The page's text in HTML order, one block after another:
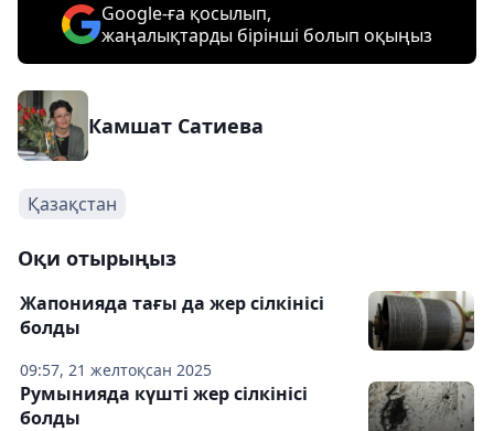
Google-ға қосылып,
жаңалықтарды бірінші болып оқыңыз
Камшат Сатиева
Қазақстан
Оқи отырыңыз
09:57, 21 желтоқсан 2025
Жапонияда тағы да жер сілкінісі
болды
Румынияда күшті жер сілкінісі
болды